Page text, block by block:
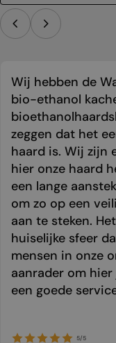
Wij hebben de
bio-ethanol
zeggen dat het
haard is. Wij zijn
hier onze haard
een lange
om zo op een
aan te steken.
huiselijke sfeer
mensen in onze
aanrader om
een goede
5/5